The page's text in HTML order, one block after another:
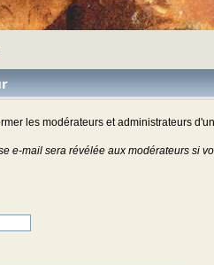
les modérateurs et administrateurs
e-mail sera révélée aux modérateurs si